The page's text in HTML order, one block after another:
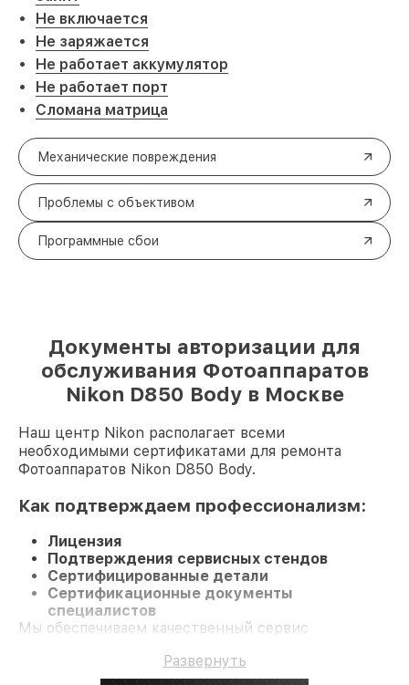
Не включается
Не заряжается
Не работает аккумулятор
Не работает порт
Сломана матрица
Механические повреждения
Проблемы с объективом
Программные сбои
Документы авторизации для
обслуживания Фотоаппаратов
Nikon D850 Body в Москве
Наш центр Nikon располагает всеми
необходимыми сертификатами для ремонта
Фотоаппаратов Nikon D850 Body.
Как подтверждаем профессионализм:
Лицензия
Подтверждения сервисных стендов
Сертифицированные детали
Сертификационные документы
специалистов
Мы обеспечиваем качественный сервис
Развернуть